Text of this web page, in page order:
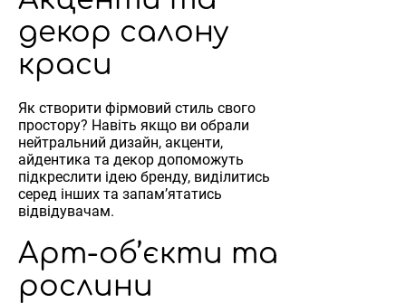
декор салону
краси
Як створити фірмовий стиль свого
простору? Навіть якщо ви обрали
нейтральний дизайн, акценти,
айдентика та декор допоможуть
підкреслити ідею бренду, виділитись
серед інших та запам’ятатись
відвідувачам.
Арт-об’єкти та
рослини